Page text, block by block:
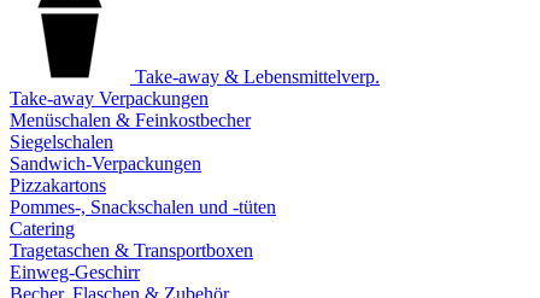
Take-away & Lebensmittelverp.
Take-away Verpackungen
Menüschalen & Feinkostbecher
Siegelschalen
Sandwich-Verpackungen
Pizzakartons
Pommes-, Snackschalen und -tüten
Catering
Tragetaschen & Transportboxen
Einweg-Geschirr